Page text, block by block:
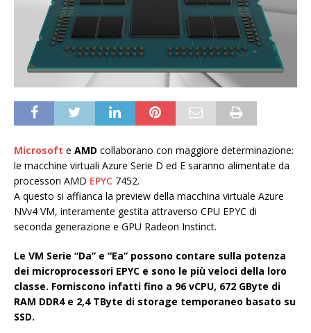
Microsoft e AMD collaborano con maggiore determinazione:
le macchine virtuali Azure Serie D ed E saranno alimentate da
processori AMD EPYC 7452.
A questo si affianca la preview della macchina virtuale Azure
NVv4 VM, interamente gestita attraverso CPU EPYC di
seconda generazione e GPU Radeon Instinct.
Le VM Serie “Da” e “Ea” possono contare sulla potenza
dei microprocessori EPYC e sono le più veloci della loro
classe. Forniscono infatti fino a 96 vCPU, 672 GByte di
RAM DDR4 e 2,4 TByte di storage temporaneo basato su
SSD.